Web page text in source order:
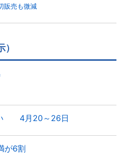
販売も微減
い 4月20～26日
が6割